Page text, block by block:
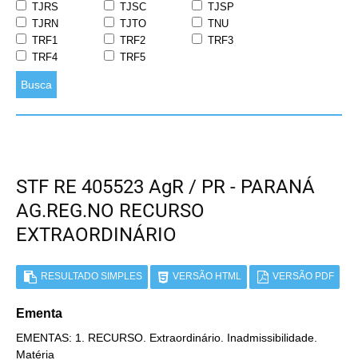
TJRS
TJSC
TJSP
TJRN
TJTO
TNU
TRF1
TRF2
TRF3
TRF4
TRF5
Busca
STF RE 405523 AgR / PR - PARANÁ
AG.REG.NO RECURSO
EXTRAORDINÁRIO
RESULTADO SIMPLES VERSÃO HTML VERSÃO PDF
Ementa
EMENTAS: 1. RECURSO. Extraordinário. Inadmissibilidade.
Matéria